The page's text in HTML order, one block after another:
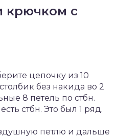
крючком с
цепочку из 10
без накида во 2
8 петель по стбн.
стбн. Это был 1 ряд.
петлю и дальше